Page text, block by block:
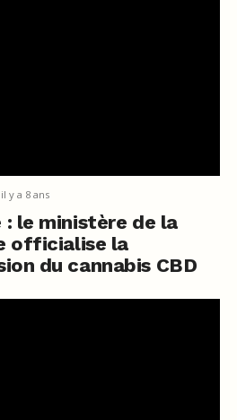
il y a 8 ans
: le ministère de la
officialise la
du cannabis CBD